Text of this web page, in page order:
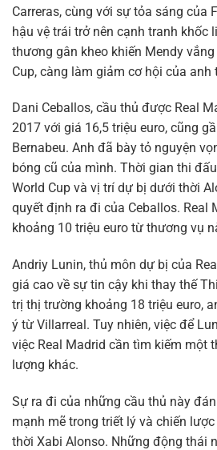
Carreras, cùng với sự tỏa sáng của
hậu vệ trái trở nên cạnh tranh khốc
thương gân kheo khiến Mendy
Cup, càng làm giảm cơ hội của anh
Dani Ceballos, cầu thủ được Real
2017 với giá 16,5 triệu euro, cũng
Bernabeu. Anh đã bày tỏ nguyện
bóng cũ của mình. Thời gian thi
World Cup và vị trí dự bị dưới thời
quyết định ra đi của Ceballos. Real
khoảng 10 triệu euro từ thương vụ
Andriy Lunin, thủ môn dự bị của
giá cao về sự tin cậy khi thay thế
trị thị trường khoảng 18 triệu euro,
ý từ Villarreal. Tuy nhiên, việc để
việc Real Madrid cần tìm kiếm một
lượng khác.
Sự ra đi của những cầu thủ này
mạnh mẽ trong triết lý và chiến
thời Xabi Alonso. Những động thái